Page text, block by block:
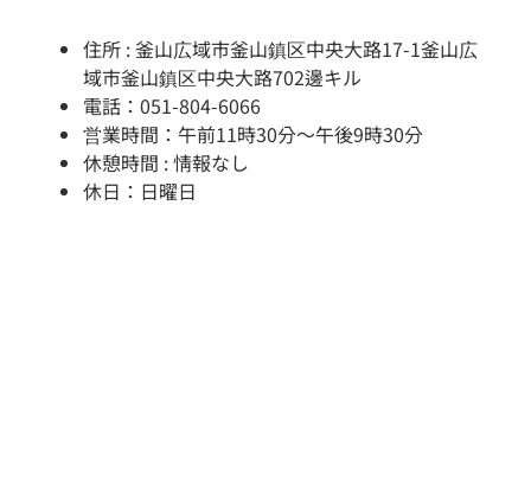
住所 : 釜山広域市釜山鎮区中央大路17-1釜山広
域市釜山鎮区中央大路702邊キル
電話：051-804-6066
営業時間：午前11時30分～午後9時30分
休憩時間 : 情報なし
休日：日曜日